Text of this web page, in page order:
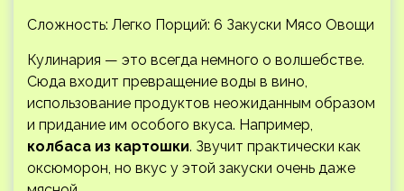
Сложность: Легко Порций: 6 Закуски Мясо Овощи
Кулинария — это всегда немного о волшебстве.
Сюда входит превращение воды в вино,
использование продуктов неожиданным образом
и придание им особого вкуса. Например,
колбаса из картошки. Звучит практически как
оксюморон, но вкус у этой закуски очень даже